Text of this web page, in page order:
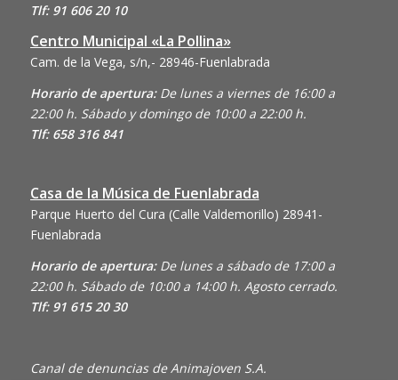
Tlf: 91 606 20 10
Centro Municipal «La Pollina»
Cam. de la Vega, s/n,- 28946-Fuenlabrada
Horario de apertura: De lunes a viernes de 16:00 a
22:00 h. Sábado y domingo de 10:00 a 22:00 h.
Tlf: 658 316 841
Casa de la Música de Fuenlabrada
Parque Huerto del Cura (Calle Valdemorillo) 28941-
Fuenlabrada
Horario de apertura: De lunes a sábado de 17:00 a
22:00 h. Sábado de 10:00 a 14:00 h. Agosto cerrado.
Tlf: 91 615 20 30
Canal de denuncias de Animajoven S.A.